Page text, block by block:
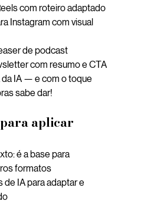
com roteiro adaptado
Instagram com visual
de podcast
com resumo e CTA
IA — e com o toque
sabe dar!
aplicar
é a base para
formatos
de IA para adaptar e